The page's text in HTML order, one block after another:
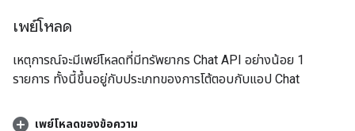
เพย์โหลด
เหตุการณ์จะมีเพย์โหลดที่มีทรัพยากร Chat API อย่างน้อย 1
รายการ ทั้งนี้ขึ้นอยู่กับประเภทของการโต้ตอบกับแอป Chat
เพย์โหลดของข้อความ